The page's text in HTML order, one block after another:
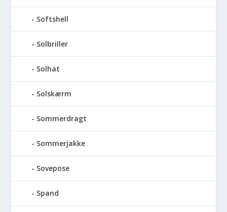
Softshell
Solbriller
Solhat
Solskærm
Sommerdragt
Sommerjakke
Sovepose
Spand